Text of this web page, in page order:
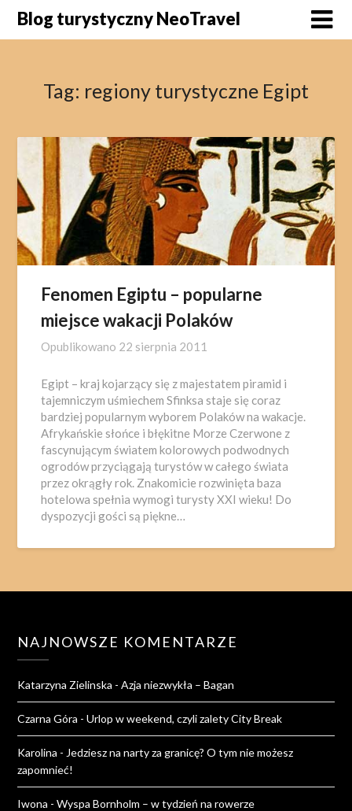
SkipBlog turystyczny NeoTravel
Tag: regiony turystyczne Egipt
Fenomen Egiptu – popularne
miejsce wakacji Polaków
Opublikowano 22 sierpnia 2011
Egipt – kraj kojarzący się z majestatem piramid i
tajemniczym uśmiechem Sfinksa staje się coraz
bardziej popularnym wyborem Polaków na wakacje.
Afrykańskie słońce i błękitne Morze Czerwone z
fascynującym światem kolorowych podwodnych
ogrodów przyciągają turystów w całego świata
przez okrągły rok. Znakomicie rozwinięta baza
hotelowa spełnia wymogi turysty XXI wieku! Do
dyspozycji gości są piękne…
NAJNOWSZE KOMENTARZE
Katarzyna Zielinska -Azja niezwykła – Bagan
Czarna Góra -Urlop w weekend, czyli zalety City Break
Karolina - Jedziesz na narty za granicę? O tym nie możesz
zapomnieć!
Iwona -Wyspa Bornholm – w tydzień na rowerze